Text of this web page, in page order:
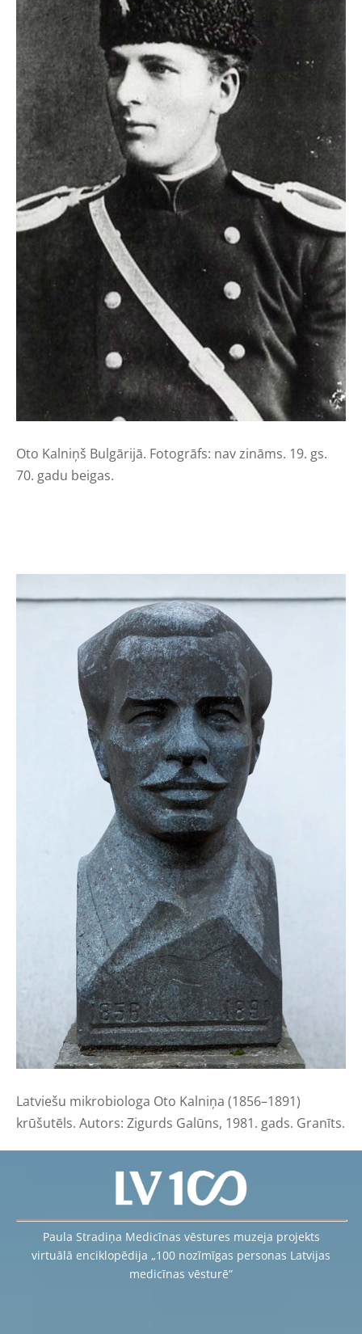
Oto Kalniņš Bulgārijā. Fotogrāfs: nav zināms. 19. gs.
70. gadu beigas.
Latviešu mikrobiologa Oto Kalniņa (1856–1891)
krūšutēls. Autors: Zigurds Galūns, 1981. gads. Granīts.
Paula Stradiņa Medicīnas vēstures muzeja projekts
virtuālā enciklopēdija „100 nozīmīgas personas Latvijas
medicīnas vēsturē”